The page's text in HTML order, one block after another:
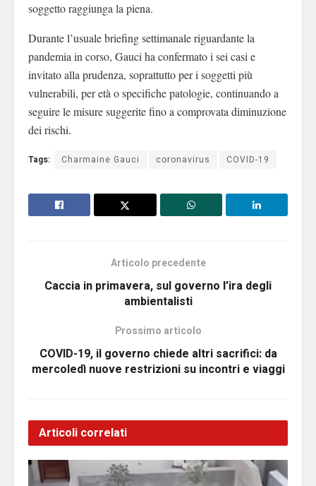
soggetto raggiunga la piena.
Durante l’usuale briefing settimanale riguardante la
pandemia in corso, Gauci ha confermato i sei casi e
invitato alla prudenza, soprattutto per i soggetti più
vulnerabili, per età o specifiche patologie, continuando a
seguire le misure suggerite fino a comprovata diminuzione
dei rischi.
Tags: Charmaine Gauci coronavirus COVID-19
Articolo precedente
Caccia in primavera, sul governo l’ira degli
ambientalisti
Prossimo articolo
COVID-19, il governo chiede altri sacrifici: da
mercoledì nuove restrizioni su incontri e viaggi
Articoli correlati